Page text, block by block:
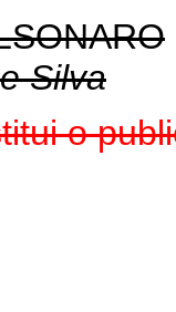
Silva
o